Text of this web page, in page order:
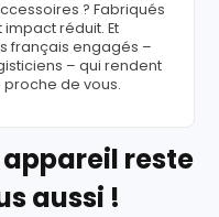
? Fabriqués
réduit. Et
français engagés –
– qui rendent
de vous.
reste
aussi !